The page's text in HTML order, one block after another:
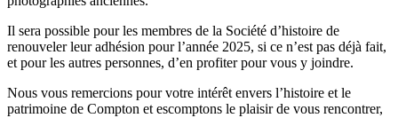
Il sera possible pour les membres de la Société d’histoire de
renouveler leur adhésion pour l’année 2025, si ce n’est pas déjà fait,
et pour les autres personnes, d’en profiter pour vous y joindre.
Nous vous remercions pour votre intérêt envers l’histoire et le
patrimoine de Compton et escomptons le plaisir de vous rencontrer,